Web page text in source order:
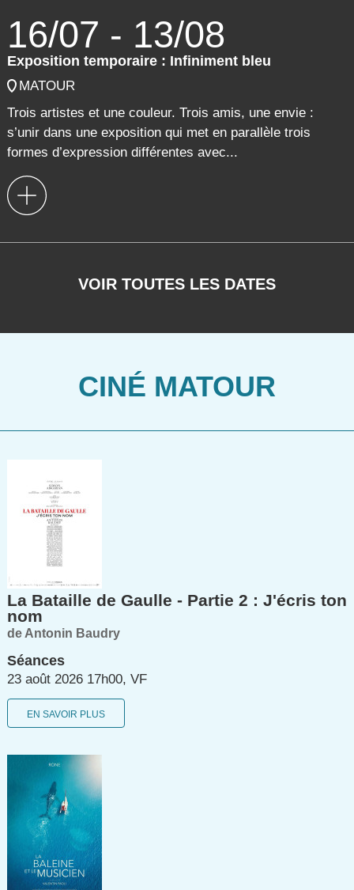
16/07 - 13/08
Exposition temporaire : Infiniment bleu
MATOUR
Trois artistes et une couleur. Trois amis, une envie :
s’unir dans une exposition qui met en parallèle trois
formes d’expression différentes avec...
VOIR TOUTES LES DATES
CINÉ MATOUR
La Bataille de Gaulle - Partie 2 : J'écris ton
nom
de Antonin Baudry
Séances
23 août 2026 17h00, VF
EN SAVOIR PLUS